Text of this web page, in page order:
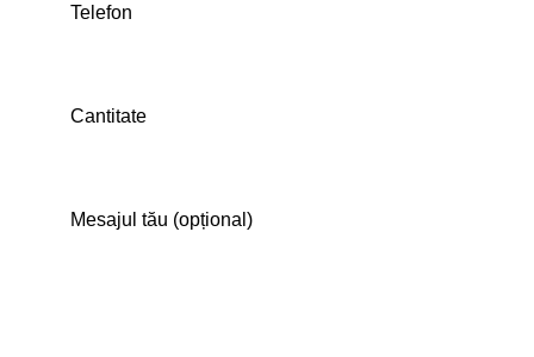
Telefon
Cantitate
Mesajul tău (opțional)